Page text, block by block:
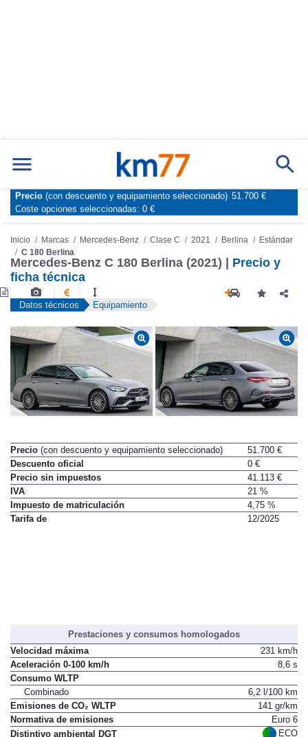
C 180 Berlina
Mercedes-Benz C 180 Berlina (2021) |
Precio y
ficha técnica
Precio(con descuento y equipamiento seleccionado)
51.700 €
Descuento oficial
0 €
Precio sin impuestos
41.113 €
IVA
21 %
Impuesto de matriculación
4,75 %
Prestaciones y consumos homologados
Velocidad máxima
231 km/h
Aceleración 0-100 km/h
Consumo WLTP
Combinado
6,2 l/100 km
Emisiones de CO₂ WLTP
141 gr/km
Normativa de emisiones
Euro 6
(con descuento y equipamiento seleccionado)
Coste opciones seleccionadas:0 €